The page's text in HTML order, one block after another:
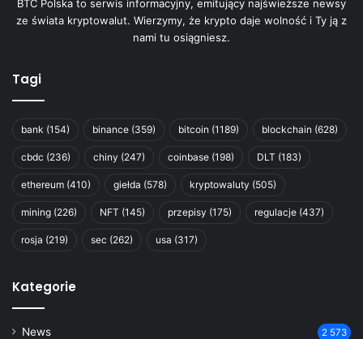
BTC Polska to serwis informacyjny, emitujący najświeższe newsy
ze świata kryptowalut. Wierzymy, że krypto daje wolność i Ty ją z
nami tu osiągniesz.
Tagi
bank (154) binance (359) bitcoin (1189) blockchain (628)
cbdc (236) chiny (247) coinbase (198) DLT (183)
ethereum (410) giełda (578) kryptowaluty (505)
mining (226) NFT (145) przepisy (175) regulacje (437)
rosja (219) sec (262) usa (317)
Kategorie
News 2 573